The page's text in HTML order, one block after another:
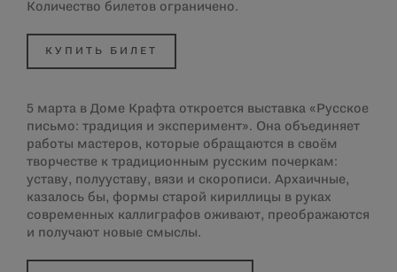
Количество билетов ограничено.
КУПИТЬ БИЛЕТ
5 марта в Доме Крафта откроется выставка «Русское
письмо: традиция и эксперимент». Она объединяет
работы мастеров, которые обращаются в своём
творчестве к традиционным русским почеркам:
уставу, полууставу, вязи и скорописи. Архаичные,
казалось бы, формы старой кириллицы в руках
современных каллиграфов оживают, преображаются
и получают новые смыслы.